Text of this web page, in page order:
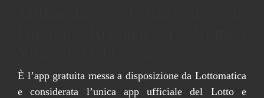
È l’app gratuita messa a disposizione da Lottomatica
e considerata l’unica app ufficiale del Lotto e